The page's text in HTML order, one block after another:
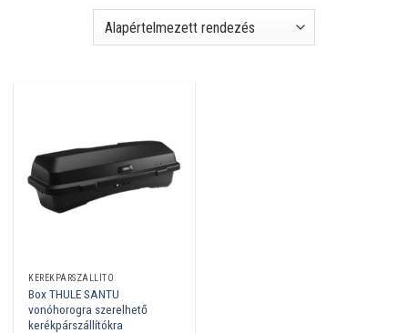
KERÉKPÁRSZÁLLÍTÓ
Box THULE SANTU
vonóhorogra szerelhető
kerékpárszállítókra